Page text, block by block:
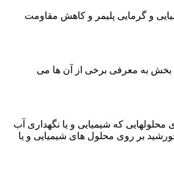
و گرمایی پلیمر و کاهش مقاومت
بخش به معرفی برخی از آن ها می
محلولهایی که شیمیایی و یا نگهداری آب
بر روی محلول های شیمیایی و یا